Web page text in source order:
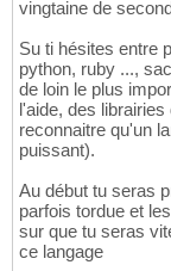
vingtaine de
Su ti hésites entre
python, ruby ...,
de loin le plus
l'aide, des
reconnaitre qu'un
puissant).
Au début tu seras
parfois tordue et
sur que tu seras
ce langage